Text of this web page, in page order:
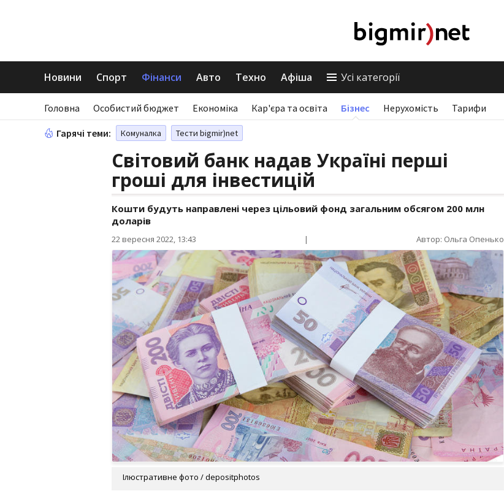
Новини Спорт Фінанси Авто Техно Афіша Усі категорії
Головна Особистий бюджет Економіка Кар'єра та освіта Бізнес Нерухомість Тарифи
Гарячі теми: Комуналка Тести bigmir)net
Світовий банк надав Україні перші
гроші для інвестицій
Кошти будуть направлені через цільовий фонд загальним обсягом 200 млн
доларів
22 вересня 2022, 13:43 | Автор: Ольга Опенько
Ілюстративне фото / depositphotos